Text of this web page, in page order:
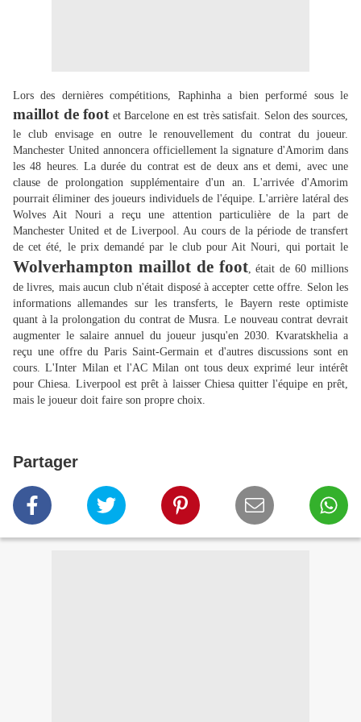
Lors des dernières compétitions, Raphinha a bien performé sous le
maillot de footet Barcelone en est très satisfait. Selon des sources,
le club envisage en outre le renouvellement du contrat du joueur.
Manchester United annoncera officiellement la signature d'Amorim dans
les 48 heures. La durée du contrat est de deux ans et demi, avec une
clause de prolongation supplémentaire d'un an. L'arrivée d'Amorim
pourrait éliminer des joueurs individuels de l'équipe. L'arrière latéral des
Wolves Ait Nouri a reçu une attention particulière de la part de
Manchester United et de Liverpool. Au cours de la période de transfert
de cet été, le prix demandé par le club pour Ait Nouri, qui portait le
Wolverhampton maillot de foot, était de 60 millions
de livres, mais aucun club n'était disposé à accepter cette offre. Selon les
informations allemandes sur les transferts, le Bayern reste optimiste
quant à la prolongation du contrat de Musra. Le nouveau contrat devrait
augmenter le salaire annuel du joueur jusqu'en 2030. Kvaratskhelia a
reçu une offre du Paris Saint-Germain et d'autres discussions sont en
cours. L'Inter Milan et l'AC Milan ont tous deux exprimé leur intérêt
pour Chiesa. Liverpool est prêt à laisser Chiesa quitter l'équipe en prêt,
mais le joueur doit faire son propre choix.
Partager